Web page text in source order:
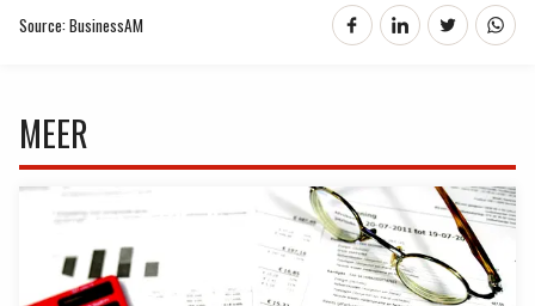
Source: BusinessAM
MEER